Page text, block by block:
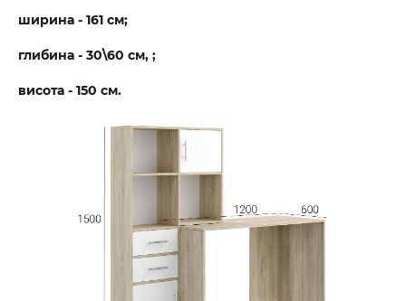
ширина - 161 см;
глибина - 30\60 см, ;
висота - 150 см.